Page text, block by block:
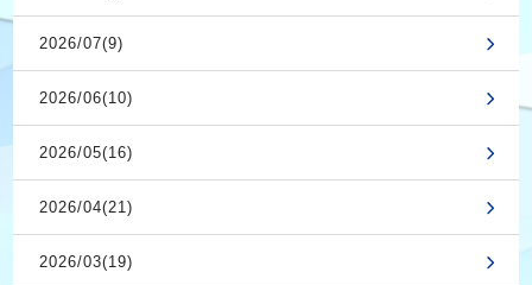
2026/07(9)
2026/06(10)
2026/05(16)
2026/04(21)
2026/03(19)